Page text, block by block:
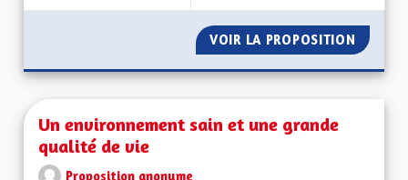
VOIR LA PROPOSITION UNE
Un environnement sain et une grande
qualité de vie
Proposition anonyme